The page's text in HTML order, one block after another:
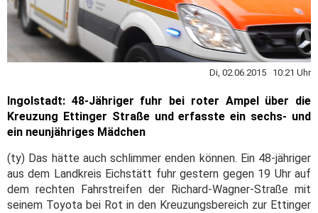
Di, 02.06.2015 10:21 Uhr
Ingolstadt: 48-Jähriger fuhr bei roter Ampel über die
Kreuzung Ettinger Straße und erfasste ein sechs- und
ein neunjähriges Mädchen
(ty) Das hätte auch schlimmer enden können. Ein 48-jähriger
aus dem Landkreis Eichstätt fuhr gestern gegen 19 Uhr auf
dem rechten Fahrstreifen der Richard-Wagner-Straße mit
seinem Toyota bei Rot in den Kreuzungsbereich zur Ettinger